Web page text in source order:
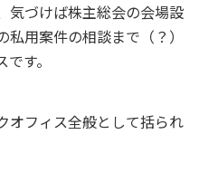
気づけば株主総会の会場設
用案件の相談まで（？）
す。
オフィス全般として括られ